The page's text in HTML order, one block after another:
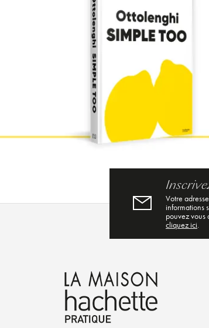
Votre
informations
pouvez vous
cliquez ici.